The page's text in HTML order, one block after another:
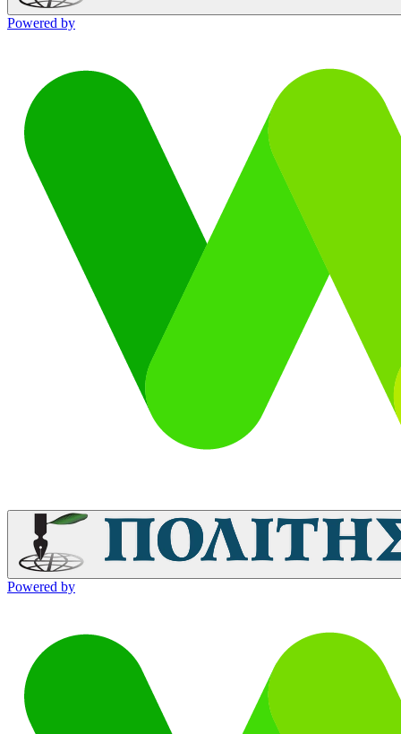
Powered by
Powered by